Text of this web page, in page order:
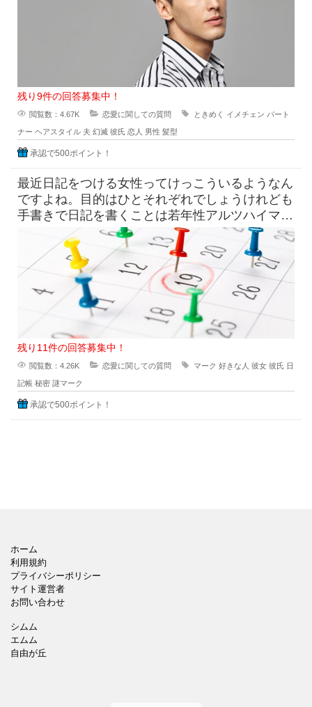
残り9件の回答募集中！
閲覧数：4.67K 恋愛に関しての質問 ときめく イメチェン パート
ナー ヘアスタイル 夫 幻滅 彼氏 恋人 男性 髪型
承認で500ポイント！
最近日記をつける女性ってけっこういるようなん
ですよね。目的はひとそれぞれでしょうけれども
手書きで日記を書くことは若年性アルツハイマー
にも効果はすこしくらいは貢献
残り11件の回答募集中！
閲覧数：4.26K 恋愛に関しての質問 マーク 好きな人 彼女 彼氏 日
記帳 秘密 謎マーク
承認で500ポイント！
ホーム
利用規約
プライバシーポリシー
サイト運営者
お問い合わせ
シムム
エムム
自由が丘